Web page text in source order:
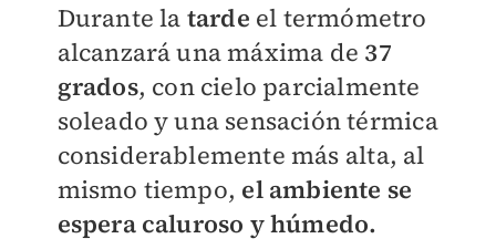
Durante la tarde el termómetro
alcanzará una máxima de 37
grados, con cielo parcialmente
soleado y una sensación térmica
considerablemente más alta, al
mismo tiempo, el ambiente se
espera caluroso y húmedo.